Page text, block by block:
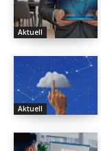
Aktuell
Aktuell